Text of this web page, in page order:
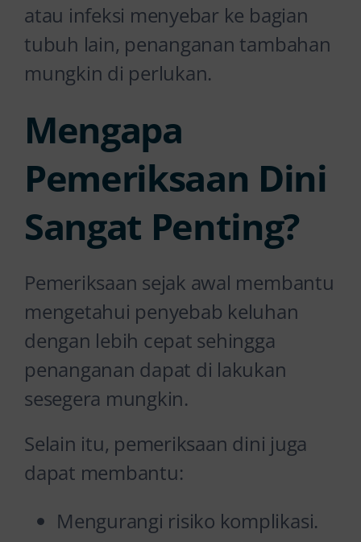
atau infeksi menyebar ke bagian
tubuh lain, penanganan tambahan
mungkin di perlukan.
Mengapa
Pemeriksaan Dini
Sangat Penting?
Pemeriksaan sejak awal membantu
mengetahui penyebab keluhan
dengan lebih cepat sehingga
penanganan dapat di lakukan
sesegera mungkin.
Selain itu, pemeriksaan dini juga
dapat membantu:
Mengurangi risiko komplikasi.